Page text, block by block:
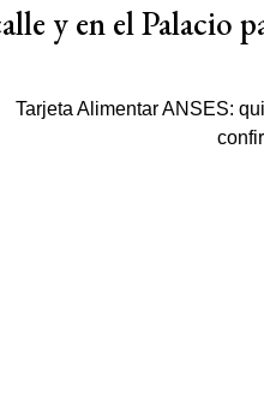
y en el Palacio